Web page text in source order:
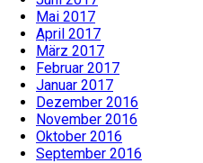
Mai 2017
April 2017
März 2017
Februar 2017
Januar 2017
Dezember 2016
November 2016
Oktober 2016
September 2016